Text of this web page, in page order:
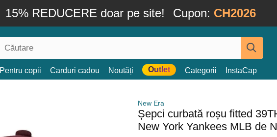
15% REDUCERE doar pe site! Cupon: CH2026
Pentru copii Carduri cadou Noutăți Outlet Categorii InstaCap
New Era
Șepci curbată roșu fitted
New York Yankees MLB de